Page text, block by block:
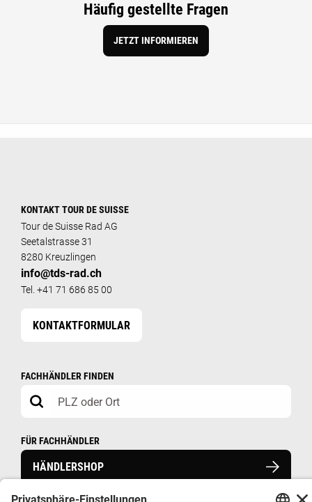
Häufig gestellte Fragen
JETZT INFORMIEREN
KONTAKT TOUR DE SUISSE
Tour de Suisse Rad AG
Seetalstrasse 31
8280 Kreuzlingen
info@tds-rad.ch
Tel. +41 71 686 85 00
KONTAKTFORMULAR
FACHHÄNDLER FINDEN
FÜR FACHHÄNDLER
HÄNDLERSHOP